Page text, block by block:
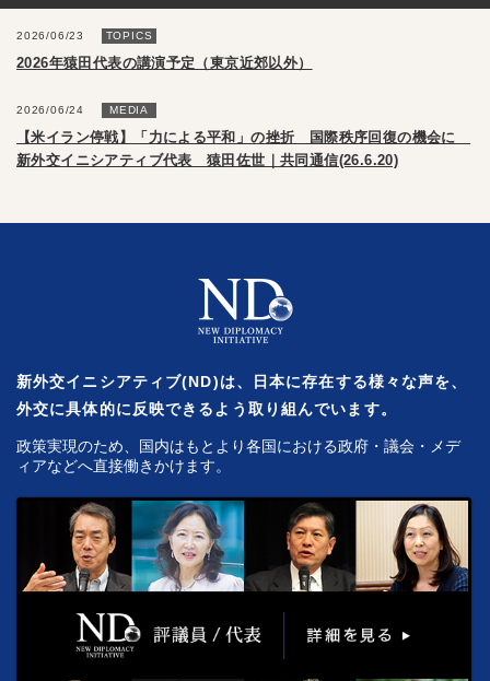
2026/06/23 TOPICS
2026年猿田代表の講演予定（東京近郊以外）
2026/06/24 MEDIA
【米イラン停戦】「力による平和」の挫折 国際秩序回復の機会に
新外交イニシアティブ代表 猿田佐世｜共同通信(26.6.20)
新外交イニシアティブ(ND)は、日本に存在する様々な声を、
外交に具体的に反映できるよう取り組んでいます。
政策実現のため、国内はもとより各国における政府・議会・メデ
ィアなどへ直接働きかけます。